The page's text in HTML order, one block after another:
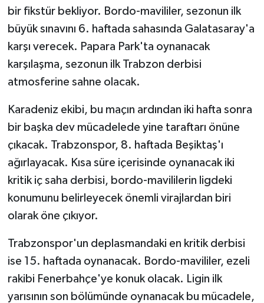
bir fikstür bekliyor. Bordo-mavililer, sezonun ilk
büyük sınavını 6. haftada sahasında Galatasaray'a
karşı verecek. Papara Park'ta oynanacak
karşılaşma, sezonun ilk Trabzon derbisi
atmosferine sahne olacak.
Karadeniz ekibi, bu maçın ardından iki hafta sonra
bir başka dev mücadelede yine taraftarı önüne
çıkacak. Trabzonspor, 8. haftada Beşiktaş'ı
ağırlayacak. Kısa süre içerisinde oynanacak iki
kritik iç saha derbisi, bordo-mavililerin ligdeki
konumunu belirleyecek önemli virajlardan biri
olarak öne çıkıyor.
Trabzonspor'un deplasmandaki en kritik derbisi
ise 15. haftada oynanacak. Bordo-mavililer, ezeli
rakibi Fenerbahçe'ye konuk olacak. Ligin ilk
yarısının son bölümünde oynanacak bu mücadele,